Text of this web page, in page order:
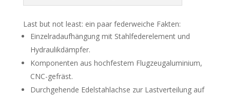
Last but not least: ein paar federweiche Fakten:
Einzelradaufhängung mit Stahlfederelement und
Hydraulikdämpfer.
Komponenten aus hochfestem Flugzeugaluminium,
CNC-gefräst.
Durchgehende Edelstahlachse zur Lastverteilung auf